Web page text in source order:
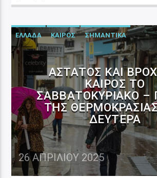
ΕΛΛΑΔΑ ΚΑΙΡΟΣ ΣΗΜΑΝΤΙΚΑ
ΆΣΤΑΤΟΣ ΚΑΙ
ΚΑΙΡΌΣ ΤΟ
ΣΑΒΒΑΤΟΚΎΡΙΑΚΟ –
ΤΗΣ
ΔΕΥΤΈΡΑ
26 ΑΠΡΙΛΊΟΥ 2025